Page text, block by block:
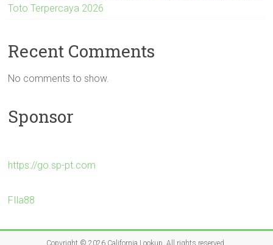
Toto Terpercaya 2026
Recent Comments
No comments to show.
Sponsor
https://go.sp-pt.com
FIla88
Copyright © 2026 California Lookup . All rights reserved.